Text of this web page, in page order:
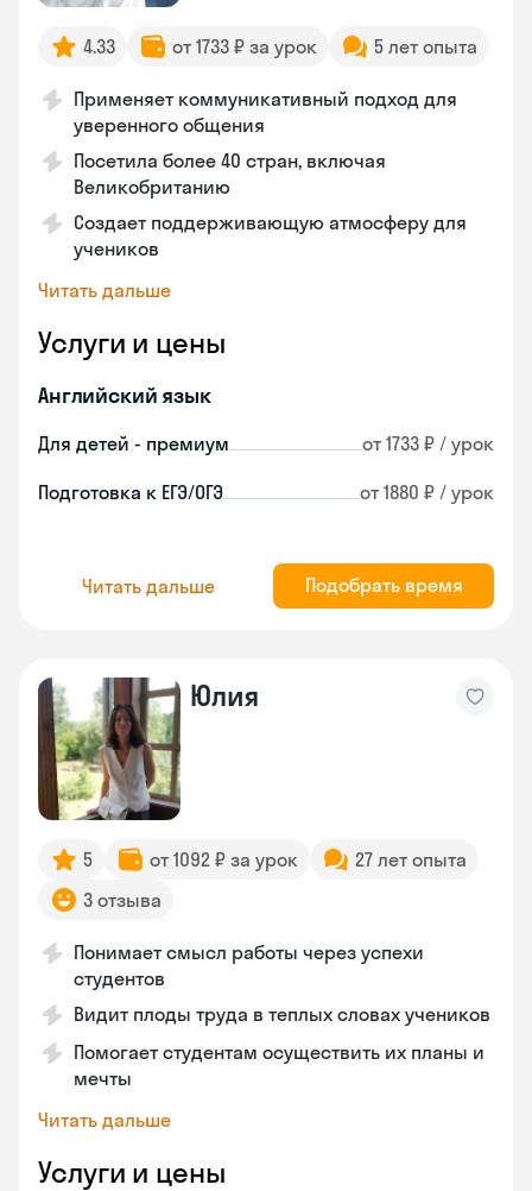
4.33 от 1733 ₽ за урок 5 лет опыта
Применяет коммуникативный подход для
уверенного общения
Посетила более 40 стран, включая
Великобританию
Создает поддерживающую атмосферу для
учеников
Читать дальше
Услуги и цены
Английский язык
Для детей - премиум от 1733 ₽ / урок
Подготовка к ЕГЭ/ОГЭ от 1880 ₽ / урок
Читать дальше Подобрать время
Юлия
5 от 1092 ₽ за урок
27 лет опыта
3 отзыва
Понимает смысл работы через успехи
студентов
Видит плоды труда в теплых словах учеников
Помогает студентам осуществить их планы и
мечты
Читать дальше
Услуги и цены